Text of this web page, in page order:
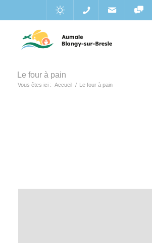
Le four à pain
Vous êtes ici : Accueil / Le four à pain